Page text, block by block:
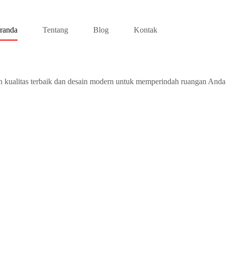
Tentang Blog Kontak
terbaik dan desain modern untuk memperindah ruangan Anda